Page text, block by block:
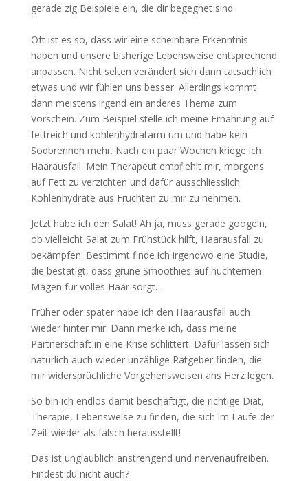
gerade zig Beispiele ein, die dir begegnet sind.
Oft ist es so, dass wir eine scheinbare Erkenntnis
haben und unsere bisherige Lebensweise entsprechend
anpassen. Nicht selten verändert sich dann tatsächlich
etwas und wir fühlen uns besser. Allerdings kommt
dann meistens irgend ein anderes Thema zum
Vorschein. Zum Beispiel stelle ich meine Ernährung auf
fettreich und kohlenhydratarm um und habe kein
Sodbrennen mehr. Nach ein paar Wochen kriege ich
Haarausfall. Mein Therapeut empfiehlt mir, morgens
auf Fett zu verzichten und dafür ausschliesslich
Kohlenhydrate aus Früchten zu mir zu nehmen.
Jetzt habe ich den Salat! Ah ja, muss gerade googeln,
ob vielleicht Salat zum Frühstück hilft, Haarausfall zu
bekämpfen. Bestimmt finde ich irgendwo eine Studie,
die bestätigt, dass grüne Smoothies auf nüchternen
Magen für volles Haar sorgt…
Früher oder später habe ich den Haarausfall auch
wieder hinter mir. Dann merke ich, dass meine
Partnerschaft in eine Krise schlittert. Dafür lassen sich
natürlich auch wieder unzählige Ratgeber finden, die
mir widersprüchliche Vorgehensweisen ans Herz legen.
So bin ich endlos damit beschäftigt, die richtige Diät,
Therapie, Lebensweise zu finden, die sich im Laufe der
Zeit wieder als falsch herausstellt!
Das ist unglaublich anstrengend und nervenaufreiben.
Findest du nicht auch?